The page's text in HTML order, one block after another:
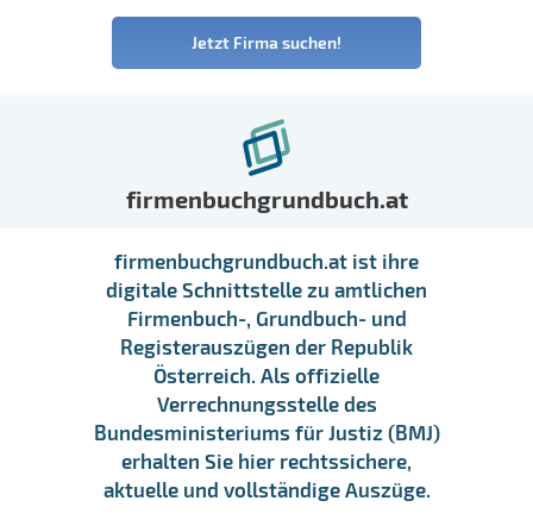
Jetzt Firma suchen!
firmenbuchgrundbuch.at
firmenbuchgrundbuch.at ist ihre
digitale Schnittstelle zu amtlichen
Firmenbuch-, Grundbuch- und
Registerauszügen der Republik
Österreich. Als offizielle
Verrechnungsstelle des
Bundesministeriums für Justiz (BMJ)
erhalten Sie hier rechtssichere,
aktuelle und vollständige Auszüge.